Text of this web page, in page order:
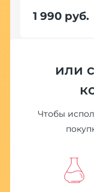
1 990 руб.
или
Чтобы